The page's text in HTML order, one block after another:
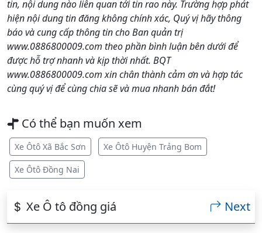
tin, nội dung nào liên quan tới tin rao này. Trường hợp phát
hiện nội dung tin đăng không chính xác, Quý vị hãy thông
báo và cung cấp thông tin cho Ban quản trị
www.0886800009.com theo phần bình luận bên dưới để
được hỗ trợ nhanh và kịp thời nhất. BQT
www.0886800009.com xin chân thành cảm ơn và hợp tác
cùng quý vị để cùng chia sẽ và mua nhanh bán đắt!
Có thể bạn muốn xem
Xe Ôtô Xã Bắc Sơn Xe Ôtô Huyện Trảng Bom
Xe Ôtô Đồng Nai
Xe Ô tô đồng giá Next